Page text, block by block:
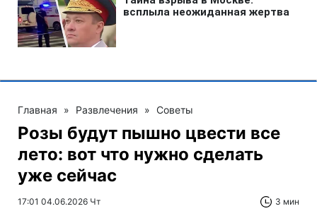
Главная » Развлечения » Советы
Розы будут пышно цвести все
лето: вот что нужно сделать
уже сейчас
17:01 04.06.2026 Чт 3 мин